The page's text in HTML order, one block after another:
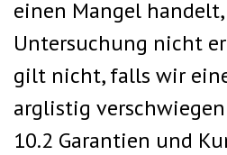
einen Mangel
Untersuchung nicht
gilt nicht, falls wir
arglistig
10.2 Garantien und